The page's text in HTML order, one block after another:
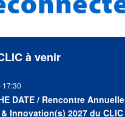
à venir
17:30
DATE / Rencontre Annuelle
Innovation(s) 2027 du CLIC